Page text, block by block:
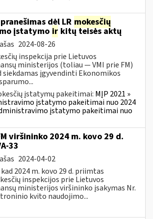
dėl LR mokesčių
įstatymo ir kitų teisės aktų
2024-08-26
inspekcija prie Lietuvos
ministerijos (toliau — VMI prie FM)
įgyvendinti Ekonomikos
įstatymų pakeitimai: MĮP 2021 »
įstatymo pakeitimai nuo 2024
įstatymo pakeitimai nuo
viršininko 2024 m. kovo 29 d.
33
2024-04-02
2024 m. kovo 29 d. priimtas
inspekcijos prie Lietuvos
ministerijos viršininko įsakymas Nr.
kvito naudojimo...